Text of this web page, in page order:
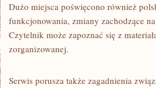
Dużo miejsca poświęcono również
funkcjonowania, zmiany zachodzące
Czytelnik może zapoznać się z
zorganizowanej.
Serwis porusza także zagadnienia